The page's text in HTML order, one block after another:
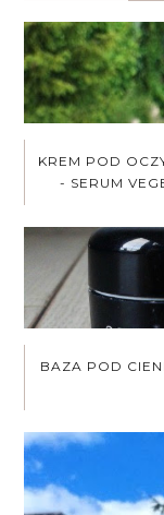
KREM POD
- SERUM
BAZA POD